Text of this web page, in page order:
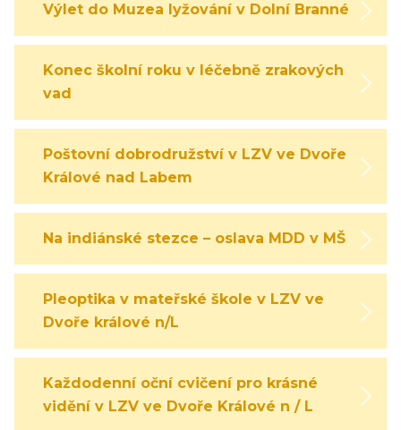
Výlet do Muzea lyžování v Dolní Branné
Konec školní roku v léčebně zrakových
vad
Poštovní dobrodružství v LZV ve Dvoře
Králové nad Labem
Na indiánské stezce – oslava MDD v MŠ
Pleoptika v mateřské škole v LZV ve
Dvoře králové n/L
Každodenní oční cvičení pro krásné
vidění v LZV ve Dvoře Králové n / L